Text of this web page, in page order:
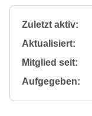
Zuletzt aktiv:
Aktualisiert:
Mitglied seit:
Aufgegeben: